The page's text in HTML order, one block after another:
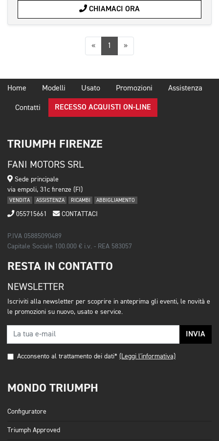
CHIAMACI ORA
«Precedente
1 »Successiva
Home Modelli Usato Promozioni Assistenza
Contatti RECESSO ACQUISTI ON-LINE
TRIUMPH FIRENZE
FANI MOTORS SRL
Sede principale
via empoli, 31c firenze (FI)
VENDITA ASSISTENZA RICAMBI ABBIGLIAMENTO
055715661 CONTATTACI
P.IVA 05885090489
Capitale Sociale 100.000 € i.v. - REA 583057
RESTA IN CONTATTO
NEWSLETTER
Iscriviti alla newsletter per scoprire in anteprima gli eventi, le novità e
le promozioni su nuovo, usato e service.
INVIA
Acconsento al trattamento dei dati* (Leggi l'informativa)
MONDO TRIUMPH
Configuratore
Triumph Approved